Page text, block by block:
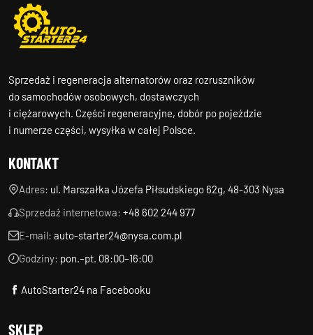
Sprzedaż i regeneracja alternatorów oraz rozruszników
do samochodów osobowych, dostawczych
i ciężarowych. Części regeneracyjne, dobór po pojeździe
i numerze części, wysyłka w całej Polsce.
KONTAKT
Adres: ul. Marszałka Józefa Piłsudskiego 62g, 48-303 Nysa
Sprzedaż internetowa: +48 602 244 977
E-mail: auto-starter24@nysa.com.pl
Godziny: pon.–pt. 08:00–16:00
AutoStarter24 na Facebooku
SKLEP